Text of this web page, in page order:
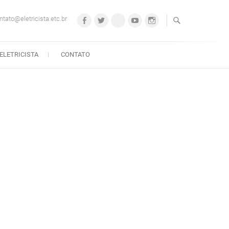
Facebook Google+YoutubeInstagram
CONTATO